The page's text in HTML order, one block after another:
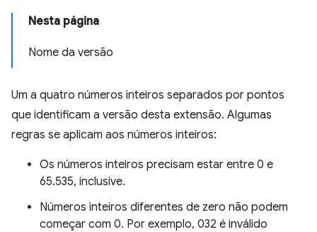
Nesta página
Nome da versão
Um a quatro números inteiros separados por pontos
que identificam a versão desta extensão. Algumas
regras se aplicam aos números inteiros:
Os números inteiros precisam estar entre 0 e
65.535, inclusive.
Números inteiros diferentes de zero não podem
começar com 0. Por exemplo, 032 é inválido